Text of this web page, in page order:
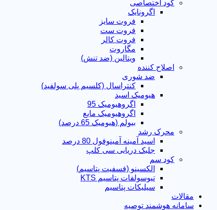
کود اختصاصی
اگرونایک
فروت سایز
فروت ست
فروت کالر
مگاروت
ویتالین (ضد تنش)
اصلاح کننده
ضد شوری
کنتراسال (کلسیم پلی سولفید)
هیومیک اسید
اگروهیومیک 95
اگروهیومیک مایع
بیولم (هیومیک 65 درصد)
محرک رشد
اسید آمینه آمینوفول 80 درصد
جلبک دریایی سی کلپ
کود سم
الکسینو (فسفیت پتاسیم)
تیوسولفات پتاسیم KTS
سیلیکات پتاسیم
مقالات
سامانه هوشمند توصیه